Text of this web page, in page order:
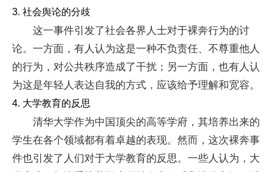
3. 社会舆论的分歧
这一事件引发了社会各界人士对于裸奔行为的讨
论。一方面，有人认为这是一种不负责任、不尊重他人
的行为，对公共秩序造成了干扰；另一方面，也有人认
为这是年轻人表达自我的方式，应该给予理解和宽容。
4. 大学教育的反思
清华大学作为中国顶尖的高等学府，其培养出来的
学生在各个领域都有着卓越的表现。然而，这次裸奔事
件也引发了人们对于大学教育的反思。一些人认为，大